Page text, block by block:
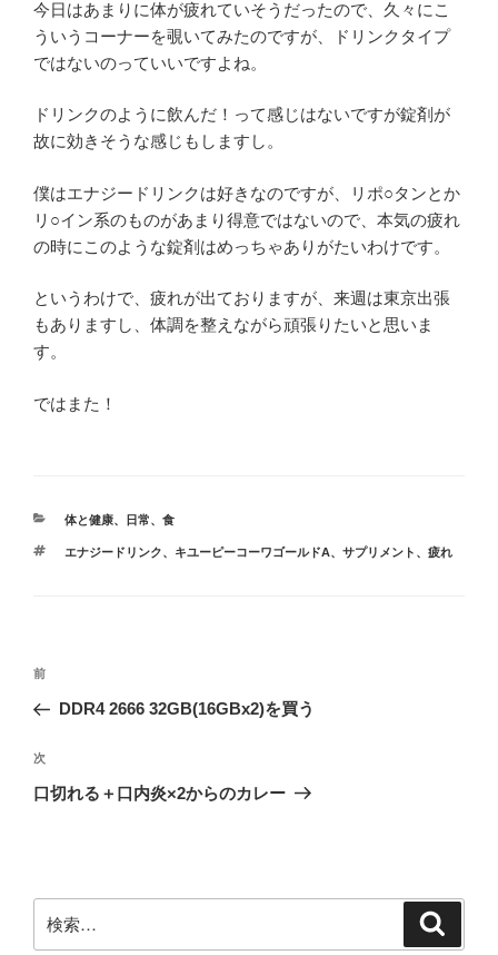
今日はあまりに体が疲れていそうだったので、久々にこ
ういうコーナーを覗いてみたのですが、ドリンクタイプ
ではないのっていいですよね。
ドリンクのように飲んだ！って感じはないですが錠剤が
故に効きそうな感じもしますし。
僕はエナジードリンクは好きなのですが、リポ○タンとか
リ○イン系のものがあまり得意ではないので、本気の疲れ
の時にこのような錠剤はめっちゃありがたいわけです。
というわけで、疲れが出ておりますが、来週は東京出張
もありますし、体調を整えながら頑張りたいと思いま
す。
ではまた！
カ
ゴ
体と健康、 日常、 食
タ
エナジードリンク、 キユーピーコーワゴールドΑ、 サプリメント 、 疲れ
投
ナ
ビ
ゲ
ン
前
の
稿
前
DDR4 2666 32GB(16GBx2)を買う
次
の
次
口切れる＋口内炎×2からのカレー
索: